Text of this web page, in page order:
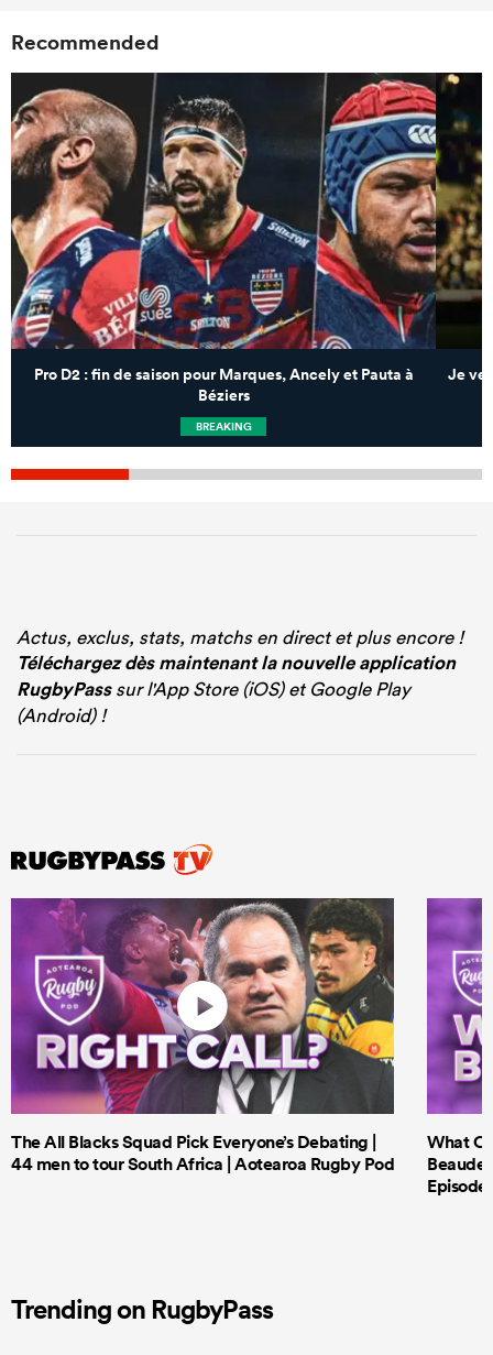
Recommended
Pro D2 : fin de saison pour Marques, Ancely et Pauta à
Béziers
BREAKING
Je
Actus, exclus, stats, matchs en direct et plus encore !
Téléchargez dès maintenant la nouvelle application
RugbyPasssur l'App Store (iOS) et Google Play
(Android) !
The All Blacks Squad Pick Everyone’s Debating |
44 men to tour South Africa | Aotearoa Rugby Pod
What
Episode
Trending on RugbyPass